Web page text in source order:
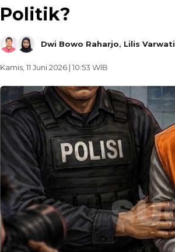
Politik?
Dwi Bowo Raharjo, Lilis Varwati
Kamis, 11 Juni 2026 | 10:53 WIB